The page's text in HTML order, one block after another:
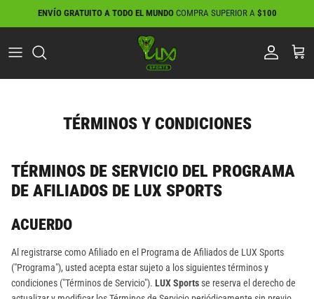
ENVÍO GRATUITO A TODO EL MUNDO COMPRA SUPERIOR A $100
TÉRMINOS Y CONDICIONES
TÉRMINOS DE SERVICIO DEL PROGRAMA
DE AFILIADOS DE LUX SPORTS
ACUERDO
Al registrarse como Afiliado en el Programa de Afiliados de LUX Sports
("Programa"), usted acepta estar sujeto a los siguientes términos y
condiciones ("Términos de Servicio"). LUX Sportsse reserva el derecho de